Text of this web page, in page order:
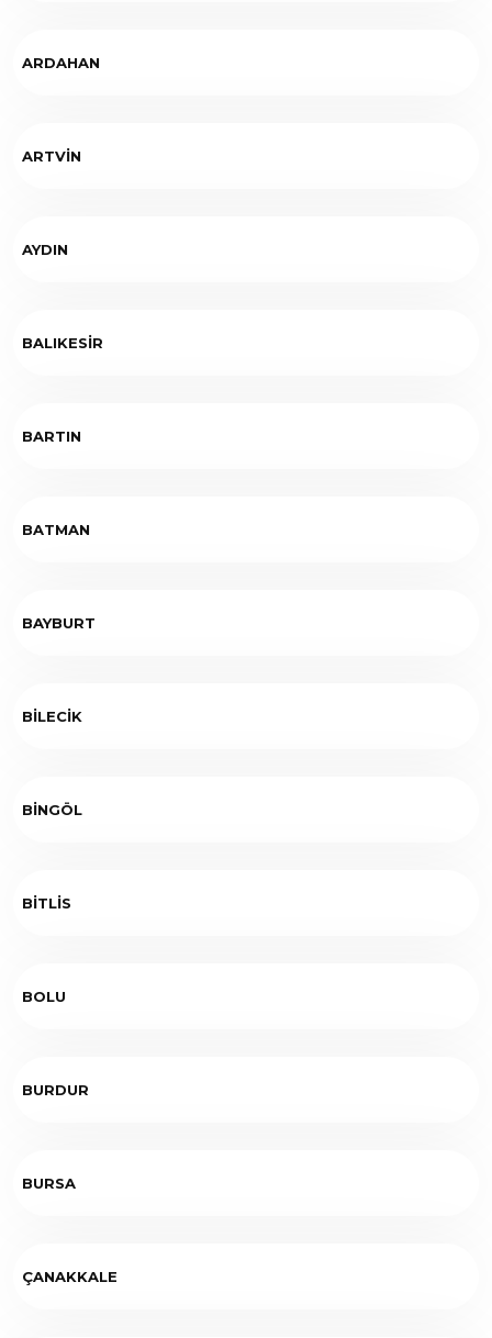
ARDAHAN
ARTVİN
AYDIN
BALIKESİR
BARTIN
BATMAN
BAYBURT
BİLECİK
BİNGÖL
BİTLİS
BOLU
BURDUR
BURSA
ÇANAKKALE